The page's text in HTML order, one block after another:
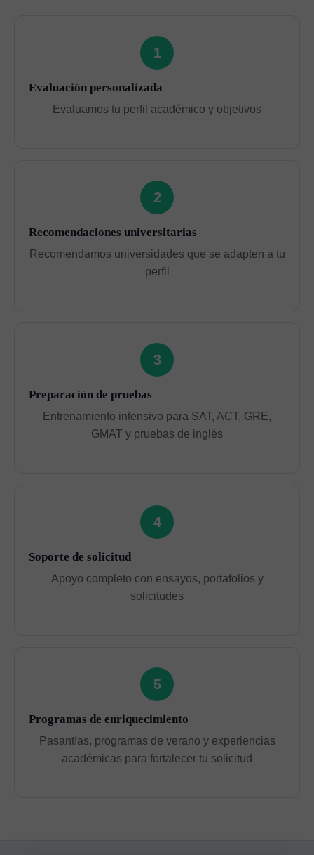
1
Evaluación personalizada
Evaluamos tu perfil académico y objetivos
2
Recomendaciones universitarias
Recomendamos universidades que se adapten a tu
perfil
3
Preparación de pruebas
Entrenamiento intensivo para SAT, ACT, GRE,
GMAT y pruebas de inglés
4
Soporte de solicitud
Apoyo completo con ensayos, portafolios y
solicitudes
5
Programas de enriquecimiento
Pasantías, programas de verano y experiencias
académicas para fortalecer tu solicitud